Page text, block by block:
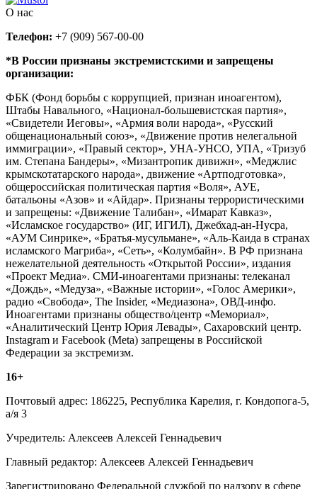
О нас
Телефон: +7 (909) 567-00-00
*В России признаны экстремистскими и запрещены
организации:
ФБК (Фонд борьбы с коррупцией, признан иноагентом),
Штабы Навального, «Национал-большевистская партия»,
«Свидетели Иеговы», «Армия воли народа», «Русский
общенациональный союз», «Движение против нелегальной
иммиграции», «Правый сектор», УНА-УНСО, УПА, «Тризуб
им. Степана Бандеры», «Мизантропик дивижн», «Меджлис
крымскотатарского народа», движение «Артподготовка»,
общероссийская политическая партия «Воля», АУЕ,
батальоны «Азов» и «Айдар». Признаны террористическими
и запрещены: «Движение Талибан», «Имарат Кавказ»,
«Исламское государство» (ИГ, ИГИЛ), Джебхад-ан-Нусра,
«АУМ Синрике», «Братья-мусульмане», «Аль-Каида в странах
исламского Магриба», «Сеть», «Колумбайн». В РФ признана
нежелательной деятельность «Открытой России», издания
«Проект Медиа». СМИ-иноагентами признаны: телеканал
«Дождь», «Медуза», «Важные истории», «Голос Америки»,
радио «Свобода», The Insider, «Медиазона», ОВД-инфо.
Иноагентами признаны общество/центр «Мемориал»,
«Аналитический Центр Юрия Левады», Сахаровский центр.
Instagram и Facebook (Metа) запрещены в Российской
Федерации за экстремизм.
16+
Почтовый адрес: 186225, Республика Карелия, г. Кондопога-5,
а/я 3
Учредитель: Алексеев Алексей Геннадьевич
Главный редактор: Алексеев Алексей Геннадьевич
Зарегистрировано Федеральной службой по надзору в сфере